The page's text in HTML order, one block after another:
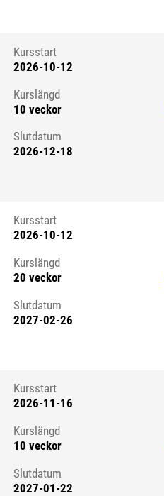
Kursstart 6059554
Kursstart
2026-10-12
Kurslängd
10 veckor
Slutdatum
2026-12-18
Kursstart 6059633
Kursstart
2026-10-12
Kurslängd
20 veckor
Slutdatum
2027-02-26
Kursstart 6059640
Kursstart
2026-11-16
Kurslängd
10 veckor
Slutdatum
2027-01-22